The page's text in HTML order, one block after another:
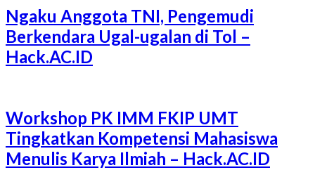
Ngaku Anggota TNI, Pengemudi
Berkendara Ugal-ugalan di Tol –
Hack.AC.ID
Workshop PK IMM FKIP UMT
Tingkatkan Kompetensi Mahasiswa
Menulis Karya Ilmiah – Hack.AC.ID